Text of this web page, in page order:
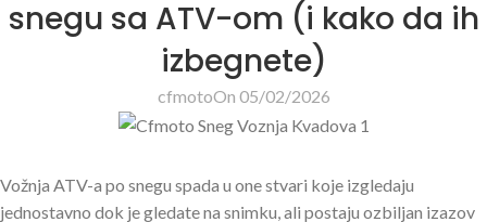
snegu sa ATV-om (i kako da ih
izbegnete)
cfmotoOn 05/02/2026
Vožnja ATV-a po snegu spada u one stvari koje izgledaju
jednostavno dok je gledate na snimku, ali postaju ozbiljan izazov